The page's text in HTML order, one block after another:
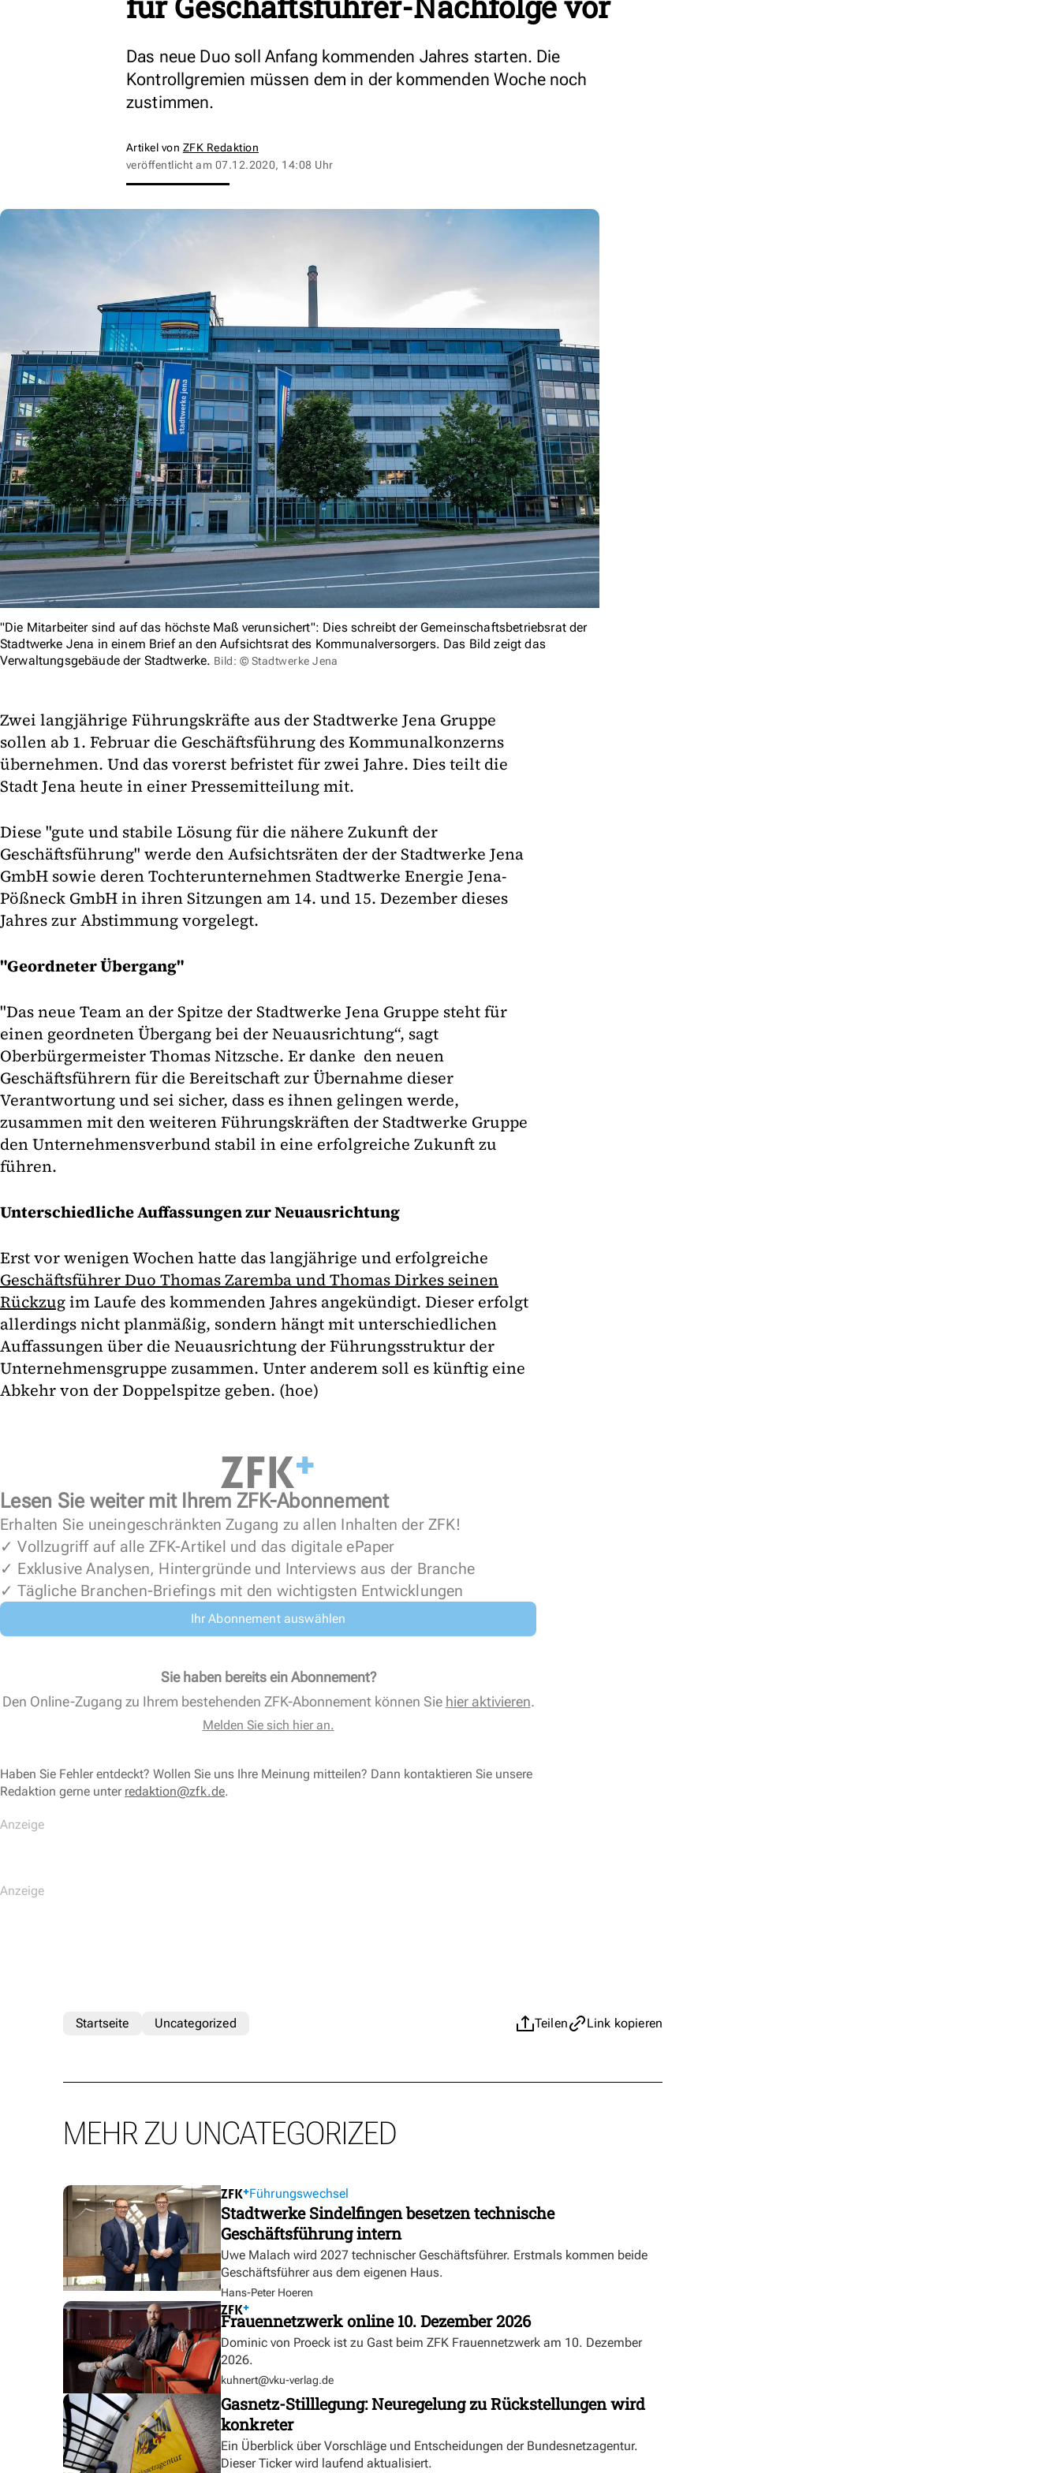
Das neue Duo soll Anfang kommenden Jahres starten. Die
Kontrollgremien müssen dem in der kommenden Woche noch
zustimmen.
Artikel von ZFK Redaktion
veröffentlicht am 07.12.2020, 14:08 Uhr
"Die Mitarbeiter sind auf das höchste Maß verunsichert": Dies schreibt der Gemeinschaftsbetriebsrat der
Stadtwerke Jena in einem Brief an den Aufsichtsrat des Kommunalversorgers. Das Bild zeigt das
Verwaltungsgebäude der Stadtwerke. Bild: © Stadtwerke Jena
Zwei langjährige Führungskräfte aus der Stadtwerke Jena Gruppe
sollen ab 1. Februar die Geschäftsführung des Kommunalkonzerns
übernehmen. Und das vorerst befristet für zwei Jahre. Dies teilt die
Stadt Jena heute in einer Pressemitteilung mit.
Diese "gute und stabile Lösung für die nähere Zukunft der
Geschäftsführung" werde den Aufsichtsräten der der Stadtwerke Jena
GmbH sowie deren Tochterunternehmen Stadtwerke Energie Jena-
Pößneck GmbH in ihren Sitzungen am 14. und 15. Dezember dieses
Jahres zur Abstimmung vorgelegt.
"Geordneter Übergang"
"Das neue Team an der Spitze der Stadtwerke Jena Gruppe steht für
einen geordneten Übergang bei der Neuausrichtung“, sagt
Oberbürgermeister Thomas Nitzsche. Er danke den neuen
Geschäftsführern für die Bereitschaft zur Übernahme dieser
Verantwortung und sei sicher, dass es ihnen gelingen werde,
zusammen mit den weiteren Führungskräften der Stadtwerke Gruppe
den Unternehmensverbund stabil in eine erfolgreiche Zukunft zu
führen.
Unterschiedliche Auffassungen zur Neuausrichtung
Erst vor wenigen Wochen hatte das langjährige und erfolgreiche
Geschäftsführer Duo Thomas Zaremba und Thomas Dirkes seinen
Rückzugim Laufe des kommenden Jahres angekündigt. Dieser erfolgt
allerdings nicht planmäßig, sondern hängt mit unterschiedlichen
Auffassungen über die Neuausrichtung der Führungsstruktur der
Unternehmensgruppe zusammen. Unter anderem soll es künftig eine
Abkehr von der Doppelspitze geben. (hoe)
Lesen Sie weiter mit Ihrem ZFK-Abonnement
Erhalten Sie uneingeschränkten Zugang zu allen Inhalten der ZFK!
✓ Vollzugriff auf alle ZFK-Artikel und das digitale ePaper
✓ Exklusive Analysen, Hintergründe und Interviews aus der Branche
✓ Tägliche Branchen-Briefings mit den wichtigsten Entwicklungen
Ihr Abonnement auswählen
Sie haben bereits ein Abonnement?
Den Online-Zugang zu Ihrem bestehenden ZFK-Abonnement können Sie hier aktivieren.
Melden Sie sich hier an.
Haben Sie Fehler entdeckt? Wollen Sie uns Ihre Meinung mitteilen? Dann kontaktieren Sie unsere
Redaktion gerne unter redaktion@zfk.de.
Teilen Link kopieren
Startseite Uncategorized
MEHR ZU UNCATEGORIZED
Führungswechsel
Stadtwerke Sindelfingen besetzen technische
Geschäftsführung intern
Uwe Malach wird 2027 technischer Geschäftsführer. Erstmals kommen beide
Geschäftsführer aus dem eigenen Haus.
Hans-Peter Hoeren
Frauennetzwerk online 10. Dezember 2026
Dominic von Proeck ist zu Gast beim ZFK Frauennetzwerk am 10. Dezember
2026.
kuhnert@vku-verlag.de
Gasnetz-Stilllegung: Neuregelung zu Rückstellungen wird
konkreter
Ein Überblick über Vorschläge und Entscheidungen der Bundesnetzagentur.
Dieser Ticker wird laufend aktualisiert.